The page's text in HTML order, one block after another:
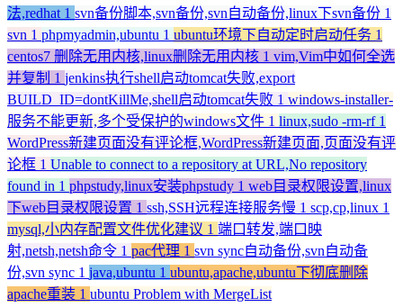
法,redhat 1 svn备份脚本,svn备份,svn自动备份,linux下svn备份 1
svn 1 phpmyadmin,ubuntu 1 ubuntu环境下自动定时启动任务 1
centos7 删除无用内核,linux删除无用内核 1 vim,Vim中如何全选
并复制 1 jenkins执行shell启动tomcat失败,export
BUILD_ID=dontKillMe,shell启动tomcat失败 1 windows-installer-
服务不能更新,多个受保护的windows文件 1 linux,sudo -rm-rf 1
WordPress新建页面没有评论框,WordPress新建页面,页面没有评
论框 1 Unable to connect to a repository at URL,No repository
found in 1 phpstudy,linux安装phpstudy 1 web目录权限设置,linux
下web目录权限设置 1 ssh,SSH远程连接服务慢 1 scp,cp,linux 1
mysql,小内存配置文件优化建议 1 端口转发,端口映
射,netsh,netsh命令 1 pac代理 1 svn sync自动备份,svn自动备
份,svn sync 1 java,ubuntu 1 ubuntu,apache,ubuntu下彻底删除
apache重装 1 ubuntu Problem with MergeList